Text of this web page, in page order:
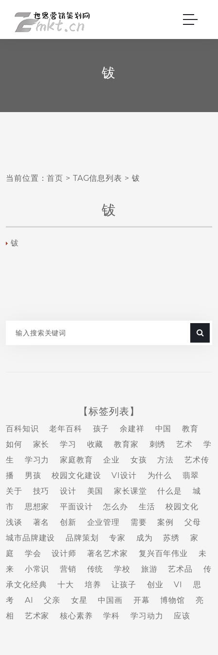
钹
当前位置：首页 > TAG信息列表 > 钹
钹
钹
【标签列表】
百科知识 老年百科 孩子 余建祥 中国
教育
如何
家长 学习 收藏 教育家 刺绣 艺术
学
生
学习力 家庭教育 企业 女孩 方法
艺术传
播
男孩 校园文化建设 VI设计 为什么
翡翠
关于
技巧 设计 美国 家长课堂 什么是
城
市
思想家 平面设计 怎么办 生活
校园文化
浅谈
著名 创新 企业管理 需要 案例
父母
城市品牌建设
品牌策划 专家 成为 苏绣
家
庭
学会 设计师 著名艺术家 复兴百年伟业
未
来
小常识 营销 传统 学校 旅游 艺术品
传
承文化经典
十大 培养 让孩子 创业 VI
思
考
AI 父亲 女星 中国画 开幕 博物馆
亮
相
艺术家 核心素养 学科 学习动力 应该